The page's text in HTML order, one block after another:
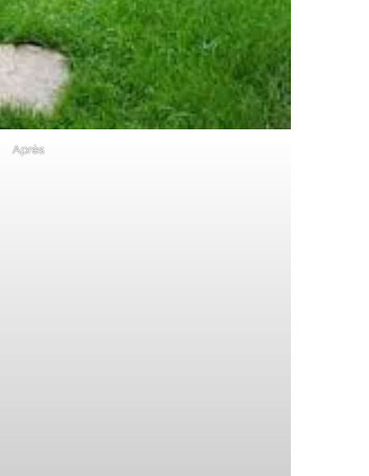
Après